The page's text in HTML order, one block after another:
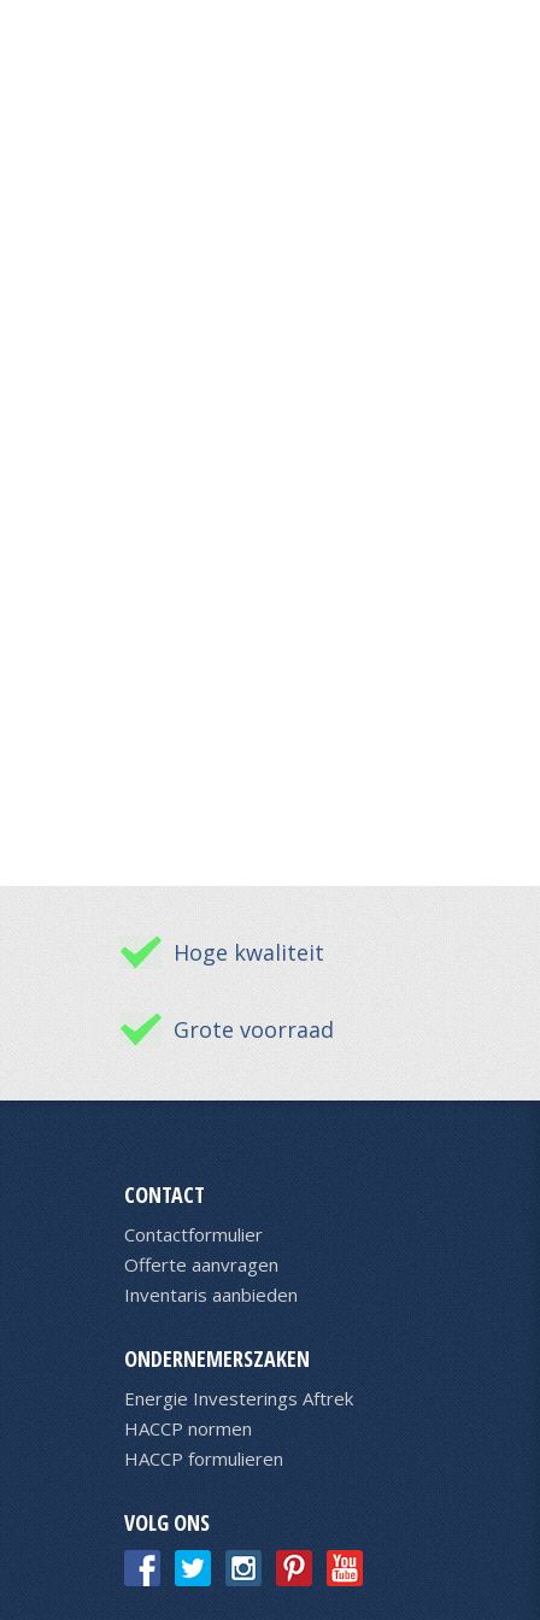
Hoge kwaliteit
Grote voorraad
CONTACT
Contactformulier
Offerte aanvragen
Inventaris aanbieden
ONDERNEMERSZAKEN
Energie Investerings Aftrek
HACCP normen
HACCP formulieren
VOLG ONS